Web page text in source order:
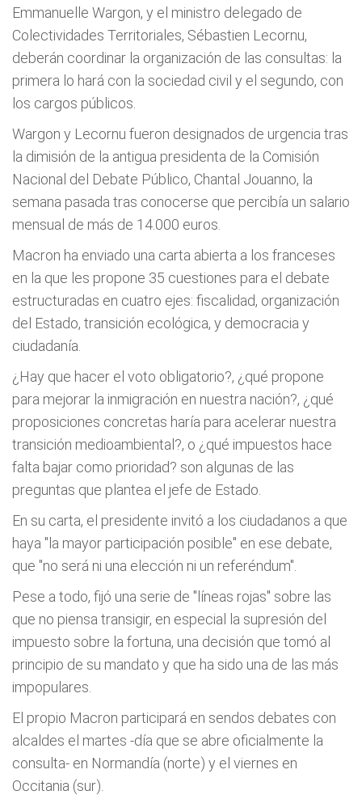
Emmanuelle Wargon, y el ministro delegado de
Colectividades Territoriales, Sébastien Lecornu,
deberán coordinar la organización de las consultas: la
primera lo hará con la sociedad civil y el segundo, con
los cargos públicos.
Wargon y Lecornu fueron designados de urgencia tras
la dimisión de la antigua presidenta de la Comisión
Nacional del Debate Público, Chantal Jouanno, la
semana pasada tras conocerse que percibía un salario
mensual de más de 14.000 euros.
Macron ha enviado una carta abierta a los franceses
en la que les propone 35 cuestiones para el debate
estructuradas en cuatro ejes: fiscalidad, organización
del Estado, transición ecológica, y democracia y
ciudadanía.
¿Hay que hacer el voto obligatorio?, ¿qué propone
para mejorar la inmigración en nuestra nación?, ¿qué
proposiciones concretas haría para acelerar nuestra
transición medioambiental?, o ¿qué impuestos hace
falta bajar como prioridad? son algunas de las
preguntas que plantea el jefe de Estado.
En su carta, el presidente invitó a los ciudadanos a que
haya "la mayor participación posible" en ese debate,
que "no será ni una elección ni un referéndum".
Pese a todo, fijó una serie de "líneas rojas" sobre las
que no piensa transigir, en especial la supresión del
impuesto sobre la fortuna, una decisión que tomó al
principio de su mandato y que ha sido una de las más
impopulares.
El propio Macron participará en sendos debates con
alcaldes el martes -día que se abre oficialmente la
consulta- en Normandía (norte) y el viernes en
Occitania (sur).